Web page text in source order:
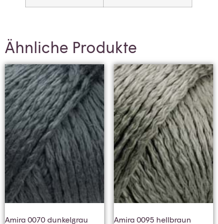
Ähnliche Produkte
Amira 0070 dunkelgrau Amira 0095 hellbraun